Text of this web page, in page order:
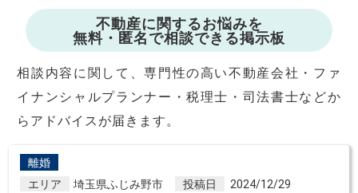
不動産に関するお悩みを
無料・匿名で相談できる掲示板
相談内容に関して、専門性の高い不動産会社・ファ
イナンシャルプランナー・税理士・司法書士などか
らアドバイスが届きます。
離婚
エリア
埼玉県ふじみ野市 投稿日 2024/12/29